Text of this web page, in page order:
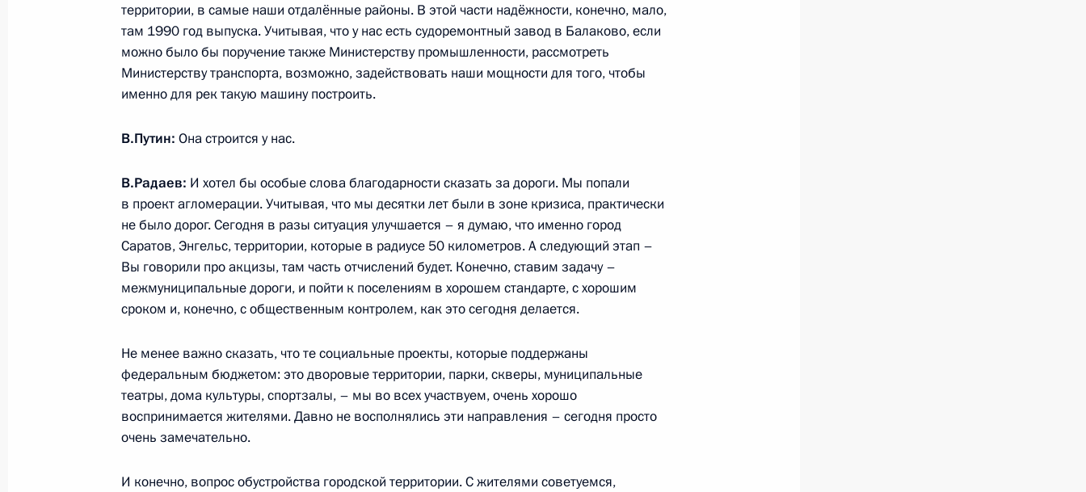
1 сентября 2017 года, 15:20 Ярославль
Открытый урок «Россия, устремлённая в будущее»
Форум профнавигации «ПроеКТОриЯ»
1 сентября 2017 года, 13:50 Ярославль
Поздравление с Днём независимости Узбекистана
Поздравление мусульманам России с праздником Курбан-
байрам
1 сентября 2017 года, 09:20
территории, в самые наши отдалённые районы. В этой части надёжности, конечно, мало,
там 1990 год выпуска. Учитывая, что у нас есть судоремонтный завод в Балаково, если
можно было бы поручение также Министерству промышленности, рассмотреть
Министерству транспорта, возможно, задействовать наши мощности для того, чтобы
именно для рек такую машину построить.
В.Путин: Она строится у нас.
В.Радаев: И хотел бы особые слова благодарности сказать за дороги. Мы попали
в проект агломерации. Учитывая, что мы десятки лет были в зоне кризиса, практически
не было дорог. Сегодня в разы ситуация улучшается – я думаю, что именно город
Саратов, Энгельс, территории, которые в радиусе 50 километров. А следующий этап –
Вы говорили про акцизы, там часть отчислений будет. Конечно, ставим задачу –
межмуниципальные дороги, и пойти к поселениям в хорошем стандарте, с хорошим
сроком и, конечно, с общественным контролем, как это сегодня делается.
Не менее важно сказать, что те социальные проекты, которые поддержаны
федеральным бюджетом: это дворовые территории, парки, скверы, муниципальные
театры, дома культуры, спортзалы, – мы во всех участвуем, очень хорошо
воспринимается жителями. Давно не восполнялись эти направления – сегодня просто
очень замечательно.
И конечно, вопрос обустройства городской территории. С жителями советуемся,